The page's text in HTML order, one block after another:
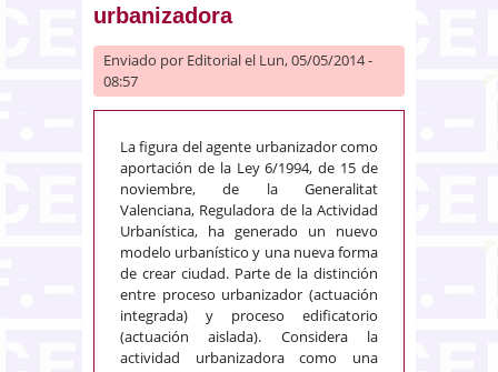
urbanizadora
Enviado por Editorialel Lun, 05/05/2014 -
08:57
La figura del agente urbanizador como
aportación de la Ley 6/1994, de 15 de
noviembre, de la Generalitat
Valenciana, Reguladora de la Actividad
Urbanística, ha generado un nuevo
modelo urbanístico y una nueva forma
de crear ciudad. Parte de la distinción
entre proceso urbanizador (actuación
integrada) y proceso edificatorio
(actuación aislada). Considera la
actividad urbanizadora como una